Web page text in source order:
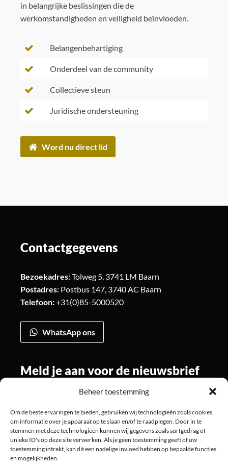
Beheer toestemming
Om de beste ervaringen te bieden, gebruiken wij technologieën zoals cookies
om informatie over je apparaat op te slaan en/of te raadplegen. Door in te
stemmen met deze technologieën kunnen wij gegevens zoals surfgedrag of
unieke ID's op deze site verwerken. Als je geen toestemming geeft of uw
toestemming intrekt, kan dit een nadelige invloed hebben op bepaalde functies
en mogelijkheden.
in belangrijke beslissingen die de
werkomstandigheden en veiligheid beïnvloeden.
Belangenbehartiging
Onderdeel van de community
Collectieve steun
Juridische ondersteuning
Word nu direct lid
Contactgegevens
Bezoekadres:Tolweg 5, 3741 LM Baarn
Postadres: Postbus 147, 3740 AC Baarn
Telefoon:+31(0)85-5000520
WhatsApp ons
Meld je aan voor de nieuwsbrief
Volg ons